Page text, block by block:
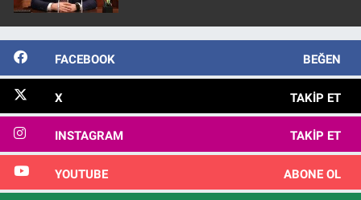
FACEBOOK BEĞEN
X TAKIP ET
INSTAGRAM TAKIP ET
YOUTUBE ABONE OL